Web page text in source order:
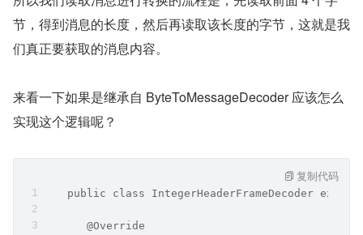
节，得到消息的长度，然后再读取该长度的字节，这就是我
们真正要获取的消息内容。
来看一下如果是继承自 ByteToMessageDecoder 应该怎么
实现这个逻辑呢？
public class IntegerHeaderFrameDecoder
      @Override
复制代码